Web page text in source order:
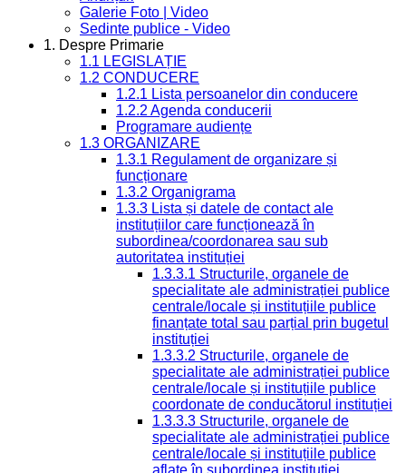
Galerie Foto | Video
Sedinte publice - Video
1. Despre Primarie
1.1 LEGISLAȚIE
1.2 CONDUCERE
1.2.1 Lista persoanelor din conducere
1.2.2 Agenda conducerii
Programare audiențe
1.3 ORGANIZARE
1.3.1 Regulament de organizare și
funcționare
1.3.2 Organigrama
1.3.3 Lista și datele de contact ale
instituțiilor care funcționează în
subordinea/coordonarea sau sub
autoritatea instituției
1.3.3.1 Structurile, organele de
specialitate ale administrației publice
centrale/locale și instituțiile publice
finanțate total sau parțial prin bugetul
instituției
1.3.3.2 Structurile, organele de
specialitate ale administrației publice
centrale/locale și instituțiile publice
coordonate de conducătorul instituției
1.3.3.3 Structurile, organele de
specialitate ale administrației publice
centrale/locale și instituțiile publice